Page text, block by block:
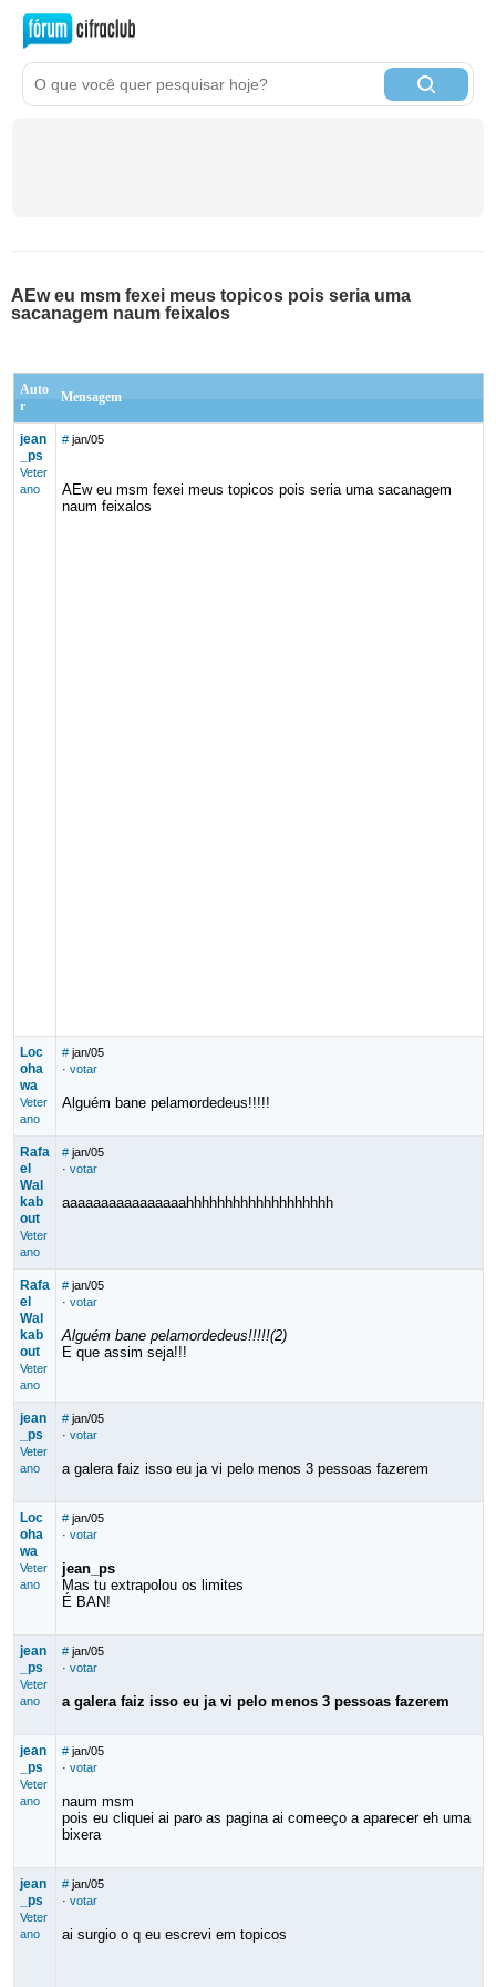
AEw eu msm fexei meus topicos pois seria uma
sacanagem naum feixalos
Auto
r
Mensagem
jean
_ps
Veter
ano
# jan/05
AEw eu msm fexei meus topicos pois seria uma sacanagem
naum feixalos
Loc
oha
wa
Veter
ano
# jan/05
· votar
Alguém bane pelamordedeus!!!!!
Rafa
el
Wal
kab
out
Veter
ano
# jan/05
· votar
aaaaaaaaaaaaaaaahhhhhhhhhhhhhhhhhhh
Rafa
el
Wal
kab
out
Veter
ano
# jan/05
· votar
Alguém bane pelamordedeus!!!!!(2)
E que assim seja!!!
jean
_ps
Veter
ano
# jan/05
· votar
a galera faiz isso eu ja vi pelo menos 3 pessoas fazerem
Loc
oha
wa
Veter
ano
# jan/05
· votar
jean_ps
Mas tu extrapolou os limites
É BAN!
jean
_ps
Veter
ano
# jan/05
· votar
a galera faiz isso eu ja vi pelo menos 3 pessoas fazerem
jean
_ps
Veter
ano
# jan/05
· votar
naum msm
pois eu cliquei ai paro as pagina ai comeeço a aparecer eh uma
bixera
jean
_ps
Veter
ano
# jan/05
· votar
ai surgio o q eu escrevi em topicos